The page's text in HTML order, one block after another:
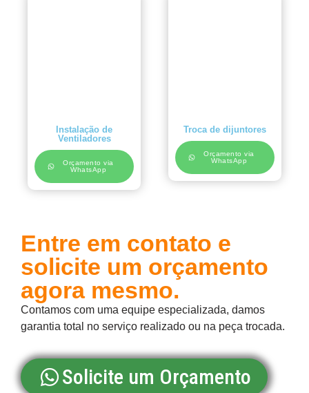
Instalação de
Ventiladores
Orçamento via
WhatsApp
Troca de dijuntores
Orçamento via
WhatsApp
Entre em contato e
solicite um orçamento
agora mesmo.
Contamos com uma equipe especializada, damos
garantia total no serviço realizado ou na peça trocada.
Solicite um Orçamento